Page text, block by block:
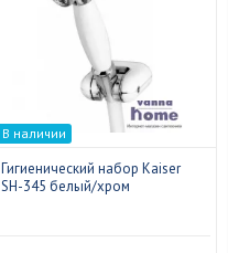
В наличии
Гигиенический набор Kaiser
SH-345 белый/хром